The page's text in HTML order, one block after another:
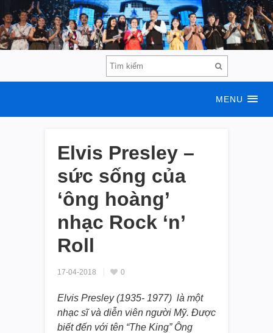
MENU
Elvis Presley –
sức sống của
‘ông hoàng’
nhạc Rock ‘n’
Roll
17-04-2018 0
Elvis Presley (1935- 1977) là một
nhạc sĩ và diễn viên người Mỹ. Được
biết đến với tên “The King” Ông